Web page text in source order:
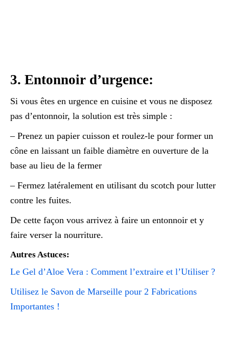
3. Entonnoir d’urgence:
Si vous êtes en urgence en cuisine et vous ne disposez
pas d’entonnoir, la solution est très simple :
– Prenez un papier cuisson et roulez-le pour former un
cône en laissant un faible diamètre en ouverture de la
base au lieu de la fermer
– Fermez latéralement en utilisant du scotch pour lutter
contre les fuites.
De cette façon vous arrivez à faire un entonnoir et y
faire verser la nourriture.
Autres Astuces:
Le Gel d’Aloe Vera : Comment l’extraire et l’Utiliser ?
Utilisez le Savon de Marseille pour 2 Fabrications
Importantes !